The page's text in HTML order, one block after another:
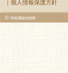
｜個人情報保護方針
© mediaseek